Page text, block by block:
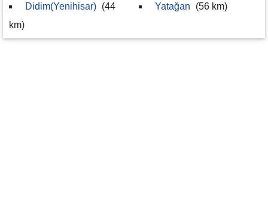
Didim(Yenihisar) (44
km)
Yatağan (56 km)